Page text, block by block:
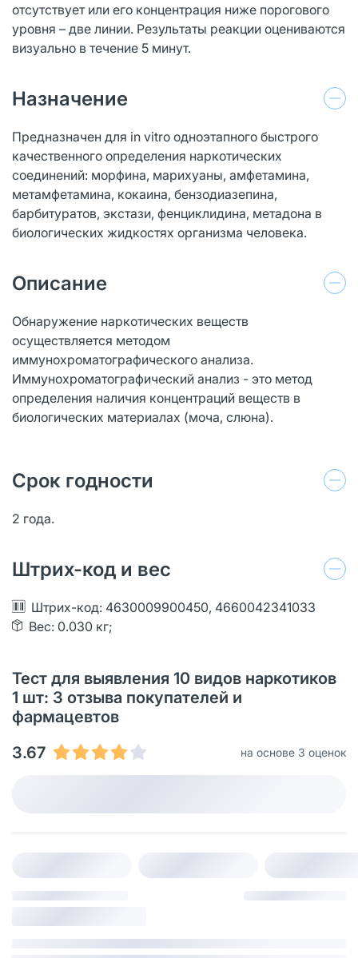
отсутствует или его концентрация ниже порогового
уровня – две линии. Результаты реакции оцениваются
визуально в течение 5 минут.
Назначение
Предназначен для in vitro одноэтапного быстрого
качественного определения наркотических
соединений: морфина, марихуаны, амфетамина,
метамфетамина, кокаина, бензодиазепина,
барбитуратов, экстази, фенциклидина, метадона в
биологических жидкостях организма человека.
Описание
Обнаружение наркотических веществ
осуществляется методом
иммунохроматографического анализа.
Иммунохроматографический анализ - это метод
определения наличия концентраций веществ в
биологических материалах (моча, слюна).
Срок годности
2 года.
Штрих-код и вес
Штрих-код: 4630009900450, 4660042341033
Вес: 0.030 кг;
Тест для выявления 10 видов наркотиков
1 шт: 3 отзыва покупателей и
фармацевтов
3.67
на основе 3 оценок